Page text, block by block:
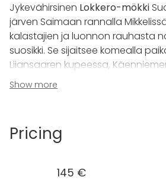
Jykevähirsinen Lokkero-mökki
järven Saimaan rannalla
kalastajien ja luonnon rauhasta
suosikki. Se sijaitsee komealla
Liiansaaren kupeessa,
selkien tuntumassa. Isoilta
Saimaata kaikkina vuodenaikoina.
Ekologinen maalämpö takaa
henkeä. Tila sopiikin loistavasti
Show more
Pricing
145 €